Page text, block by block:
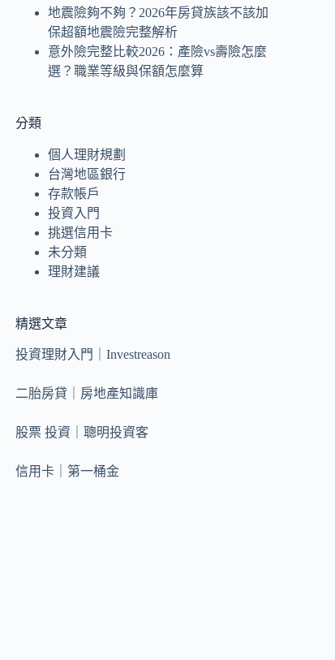
地震險夠不夠？2026年房貸族該不該加
保超額地震險完整解析
意外險完整比較2026：產險vs壽險怎麼
選？職業等級與保額怎麼算
分類
個人理財規劃
台灣地區銀行
存款帳戶
投資入門
挑選信用卡
未分類
理財建議
精選文章
投資理財入門｜Investreason
二胎房貸｜房地產知識庫
股票 投資｜聰明投資客
信用卡｜第一桶金